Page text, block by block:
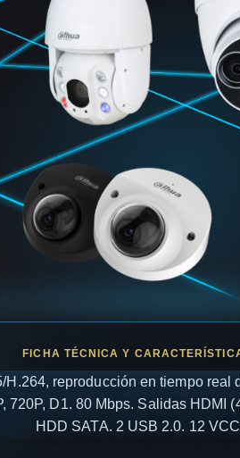
H.264, reproducción en tiempo
720P, D1. 80 Mbps. Salidas
HDD SATA. 2 USB 2.0. 12